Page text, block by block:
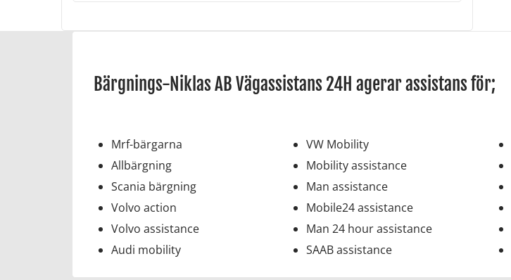
Bärgnings-Niklas AB Vägassistans 24H agerar assistans för;
Mrf-bärgarna
Allbärgning
Scania bärgning
Volvo action
Volvo assistance
Audi mobility
VW Mobility
Mobility assistance
Man assistance
Mobile24 assistance
Man 24 hour assistance
SAAB assistance